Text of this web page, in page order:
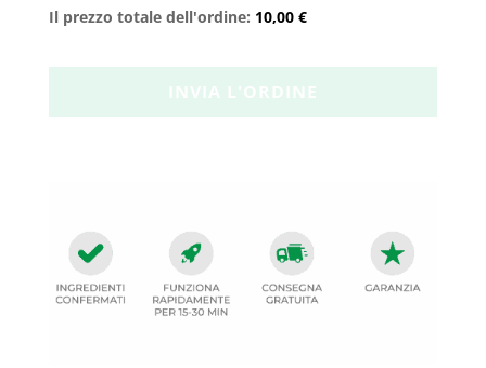
Il prezzo totale dell'ordine: 10,00 €